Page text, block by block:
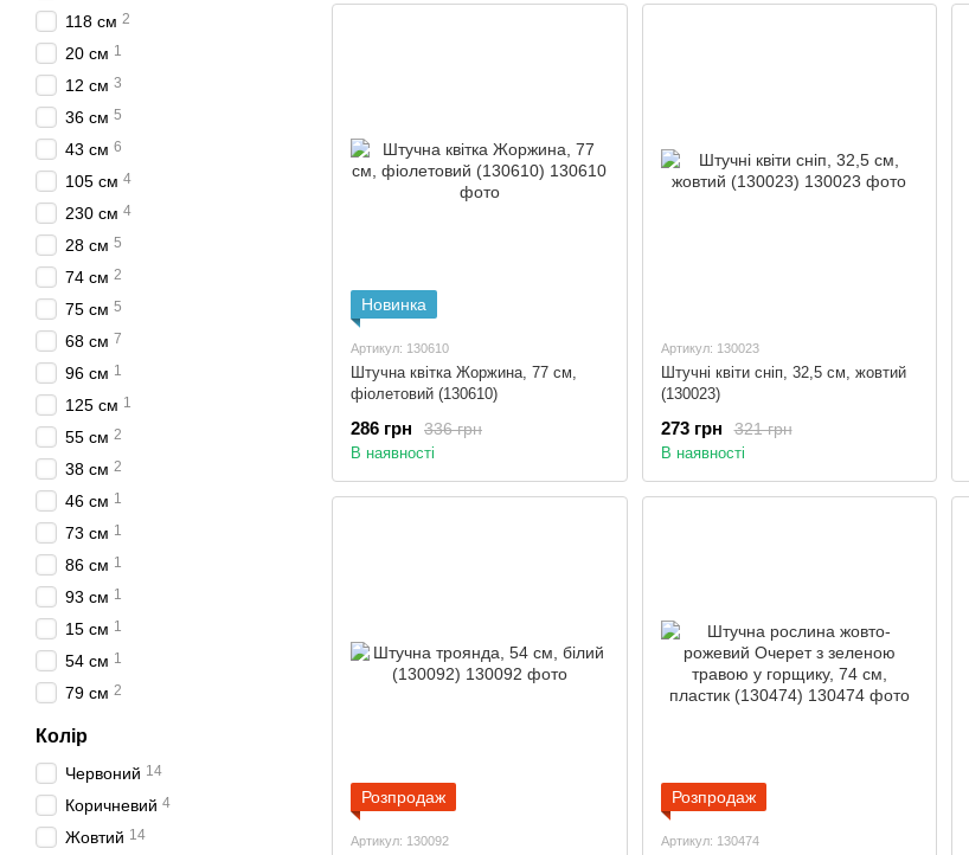
Новинка
Артикул: 130610
Штучна квітка Жоржина, 77 см,
фіолетовий (130610)
336 грн
286 грн
В наявності
Артикул: 130023
Штучні квіти сніп, 32,5 см, жовтий
(130023)
321 грн
273 грн
В наявності
Розпродаж
Артикул: 130092
Розпродаж
Артикул: 130474
118 см 2
20 см 1
12 см 3
36 см 5
43 см 6
105 см 4
230 см 4
28 см 5
74 см 2
75 см 5
68 см 7
96 см 1
125 см 1
55 см 2
38 см 2
46 см 1
73 см 1
86 см 1
93 см 1
15 см 1
54 см 1
79 см 2
Колір
Червоний 14
Коричневий 4
Жовтий 14